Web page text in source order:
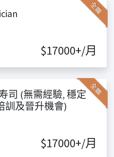
全職
$17000+/月
全職
司 (無需經驗, 穩定
訓及晉升機會)
$17000+/月